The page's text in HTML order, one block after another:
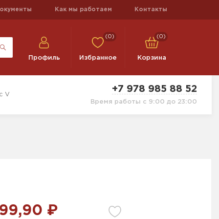
Как мы работаем Контакты
Профиль
(0)
Избранное
(0)
Корзина
V
+7 978 985 88 52
Время работы с 9:00 до 23:00
₽